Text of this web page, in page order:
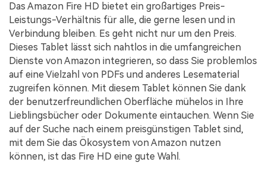
Das Amazon Fire HD bietet ein großartiges Preis-
Leistungs-Verhältnis für alle, die gerne lesen und in
Verbindung bleiben. Es geht nicht nur um den Preis.
Dieses Tablet lässt sich nahtlos in die umfangreichen
Dienste von Amazon integrieren, so dass Sie problemlos
auf eine Vielzahl von PDFs und anderes Lesematerial
zugreifen können. Mit diesem Tablet können Sie dank
der benutzerfreundlichen Oberfläche mühelos in Ihre
Lieblingsbücher oder Dokumente eintauchen. Wenn Sie
auf der Suche nach einem preisgünstigen Tablet sind,
mit dem Sie das Ökosystem von Amazon nutzen
können, ist das Fire HD eine gute Wahl.